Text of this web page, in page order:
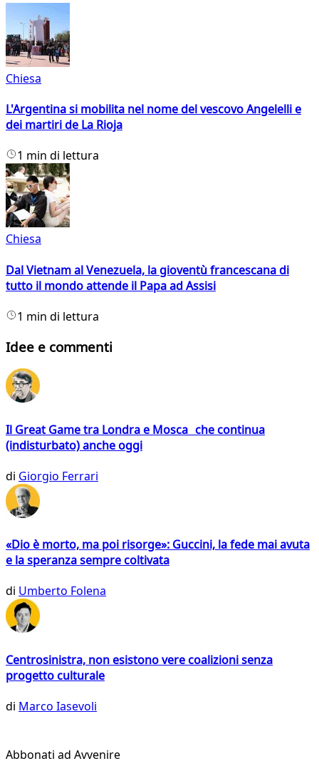
Chiesa
L'Argentina si mobilita nel nome del vescovo Angelelli e
dei martiri de La Rioja
1 min di lettura
Chiesa
Dal Vietnam al Venezuela, la gioventù francescana di
tutto il mondo attende il Papa ad Assisi
1 min di lettura
Idee e commenti
Il Great Game tra Londra e Mosca che continua
(indisturbato) anche oggi
di Giorgio Ferrari
«Dio è morto, ma poi risorge»: Guccini, la fede mai avuta
e la speranza sempre coltivata
di Umberto Folena
Centrosinistra, non esistono vere coalizioni senza
progetto culturale
di Marco Iasevoli
Abbonati ad Avvenire